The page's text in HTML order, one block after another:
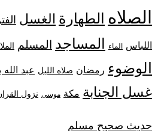
الصلاه الطهارة الغسل
اللباس الماء المساجد المسلم
الوضوء رمضان صلاه الليل عبد
غسل الجنابة مكة موسى نزول
حديث صحيح مسلم